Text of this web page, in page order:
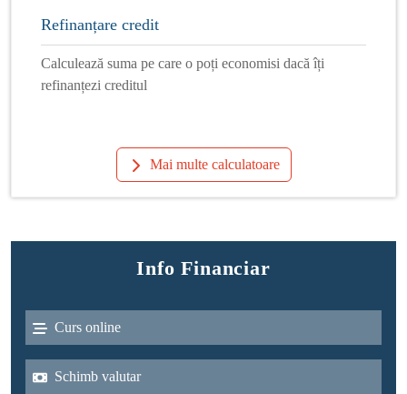
Refinanțare credit
Calculează suma pe care o poți economisi dacă îți
refinanțezi creditul
Mai multe calculatoare
Info Financiar
Curs online
Schimb valutar